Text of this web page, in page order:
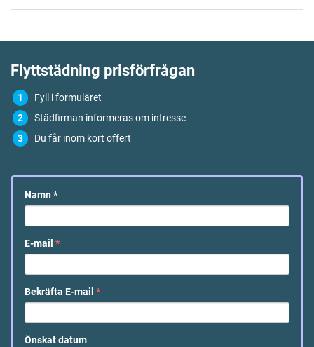
Flyttstädning prisförfrågan
Fyll i formuläret
Städfirman informeras om intresse
Du får inom kort offert
Namn *
E-mail *
Bekräfta E-mail *
Önskat datum